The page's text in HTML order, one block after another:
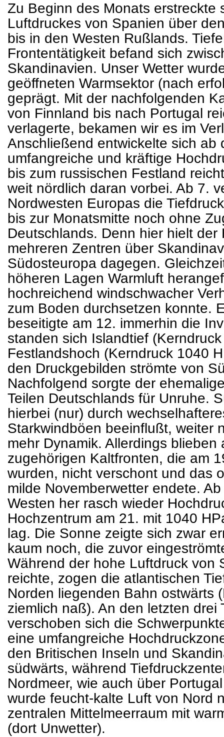
Zu Beginn des Monats erstreckte
Luftdruckes von Spanien über
bis in den Westen Rußlands.
Frontentätigkeit befand sich
Skandinavien. Unser Wetter
geöffneten Warmsektor (nach
geprägt. Mit der nachfolgenden
von Finnland bis nach Portugal
verlagerte, bekamen wir es im
Anschließend entwickelte sich ab
umfangreiche und kräftige
bis zum russischen Festland
weit nördlich daran vorbei. Ab 7.
Nordwesten Europas die
bis zur Monatsmitte noch ohne
Deutschlands. Denn hier hielt
mehreren Zentren über
Südosteuropa dagegen.
höheren Lagen Warmluft
hochreichend windschwacher
zum Boden durchsetzen konnte.
beseitigte am 12. immerhin die
standen sich Islandtief
Festlandshoch (Kerndruck 1040
den Druckgebilden strömte von
Nachfolgend sorgte der
Teilen Deutschlands für Unruhe.
hierbei (nur) durch
Starkwindböen beeinflußt, weiter
mehr Dynamik. Allerdings blieben
zugehörigen Kaltfronten, die am
wurden, nicht verschont und das
milde Novemberwetter endete.
Westen her rasch wieder
Hochzentrum am 21. mit 1040
lag. Die Sonne zeigte sich zwar
kaum noch, die zuvor
Während der hohe Luftdruck von
reichte, zogen die atlantischen
Norden liegenden Bahn ostwärts
ziemlich naß). An den letzten drei
verschoben sich die
eine umfangreiche
den Britischen Inseln und
südwärts, während
Nordmeer, wie auch über
wurde feucht-kalte Luft von Nord
zentralen Mittelmeerraum mit
(dort Unwetter).